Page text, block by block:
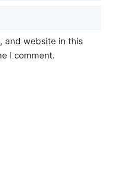
and website in this
I comment.